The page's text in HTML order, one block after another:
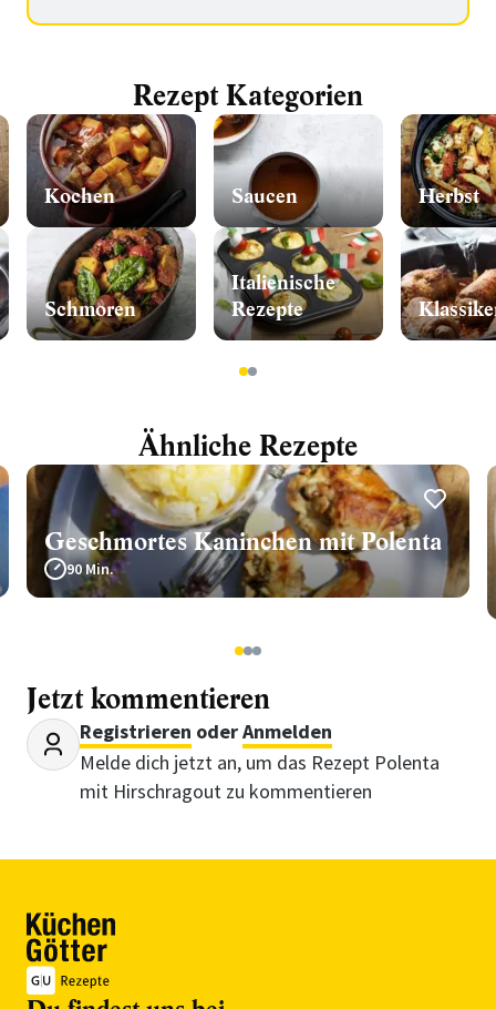
Rezept Kategorien
Kochen
Schmoren
Saucen
Italienische
Rezepte
Herbst
12
Ähnliche Rezepte
Geschmortes Kaninchen mit Polenta
90 Min.
123
Jetzt kommentieren
Registrieren oderAnmelden
Melde dich jetzt an, um das Rezept Polenta
mit Hirschragout zu kommentieren